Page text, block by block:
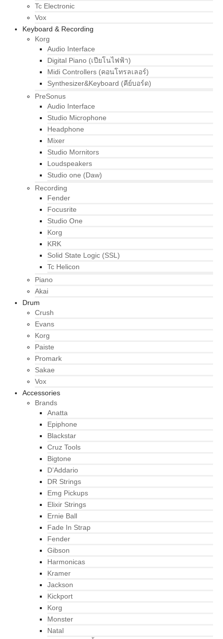
Tc Electronic
Vox
Keyboard & Recording
Korg
Audio Interface
Digital Piano (เปียโนไฟฟ้า)
Midi Controllers (คอนโทรลเลอร์)
Synthesizer&Keyboard (คีย์บอร์ด)
PreSonus
Audio Interface
Studio Microphone
Headphone
Mixer
Studio Mornitors
Loudspeakers
Studio one (Daw)
Recording
Fender
Focusrite
Studio One
Korg
KRK
Solid State Logic (SSL)
Tc Helicon
Piano
Akai
Drum
Crush
Evans
Korg
Paiste
Promark
Sakae
Vox
Accessories
Brands
Anatta
Epiphone
Blackstar
Cruz Tools
Bigtone
D’Addario
DR Strings
Emg Pickups
Elixir Strings
Ernie Ball
Fade In Strap
Fender
Gibson
Harmonicas
Kramer
Jackson
Kickport
Korg
Monster
Natal